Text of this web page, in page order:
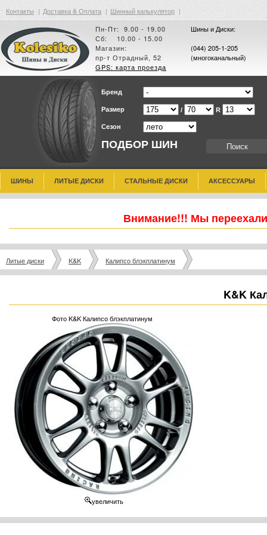
Контакты | Доставка & Оплата | Шинный калькулятор |
Пн-Пт: 9.00 - 19.00
Сб: 10.00 - 15.00
Магазин:
пр-т Отрадный, 52
GPS: карта проезда
Шины и Диски:
(044) 205-1-205
(многоканальный)
ПОДБОР ШИН
Бренд
Размер / R
Сезон
ШИНЫ ЛИТЫЕ ДИСКИ СТАЛЬНЫЕ ДИСКИ АКСЕССУАРЫ
Внимание!!! Мы
Литые диски K&K Калипсо блэкплатинум
K&K
Фото K&K Калипсо блэкплатинум
увеличить